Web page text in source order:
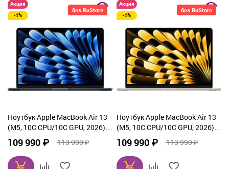
без RuStore
Акция
-4%
Ноутбук Apple MacBook Air 13
(M5, 10C CPU/10C GPU, 2026),
16 ГБ, 512 ГБ SSD, Midnight
(MDHE4)
109 990 ₽ 113 990 ₽
без RuStore
Акция
-4%
Ноутбук Apple MacBook Air 13
(M5, 10C CPU/10C GPU, 2026),
16 ГБ, 512 ГБ SSD, Starlight
(MDHA4)
109 990 ₽ 113 990 ₽